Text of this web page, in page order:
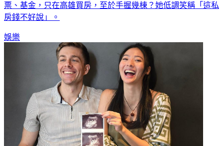
票、基金，只在高雄買房，至於手握幾棟？她低調笑稱「這私
房錢不好說」。
娛樂